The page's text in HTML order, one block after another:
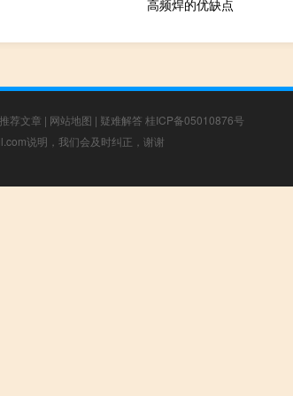
高频焊的优缺点
荐文章 | 网站地图 | 疑难解答 桂ICP备05010876号
说明，我们会及时纠正，谢谢